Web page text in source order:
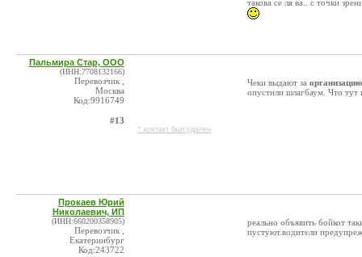
такова се ля ва.. с точки
Пальмира Стар, ООО
(ИНН:7708132166)
Перевозчик ,
Москва
Код:9916749
#13
* контакт был удален
Чеки выдают за
опустили шлагбаум. Что тут
Прокаев Юрий
Николаевич, ИП
(ИНН:660200358905)
Перевозчик ,
Екатеринбург
Код:243722
реально объявить бойкот
пустуют.водители